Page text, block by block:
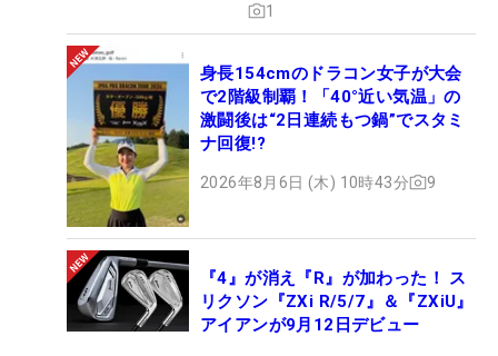
1
身長154cmのドラコン女子が大会
で2階級制覇！「40°近い気温」の
激闘後は“2日連続もつ鍋”でスタミ
ナ回復!?
2026年8月6日 (木) 10時43分 9
『4』が消え『R』が加わった！ ス
リクソン『ZXi R/5/7』＆『ZXiU』
アイアンが9月12日デビュー